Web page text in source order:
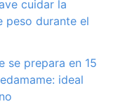
cuidar la
peso durante el
se prepara en 15
ideal